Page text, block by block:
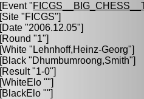
[Event "
[Site "FICGS"]
[Date "2006.12.05"]
[Round "1"]
[White " Lehnhoff,Heinz-Georg"]
[Black "Dhumbumroong,Smith"]
[Result "1-0"]
[WhiteElo ""]
[BlackElo ""]